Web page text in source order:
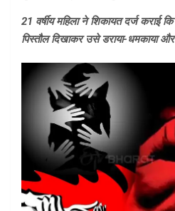
21 वर्षीय महिला ने शिकायत दर्ज कराई
पिस्तौल दिखाकर उसे डराया-धमकाया